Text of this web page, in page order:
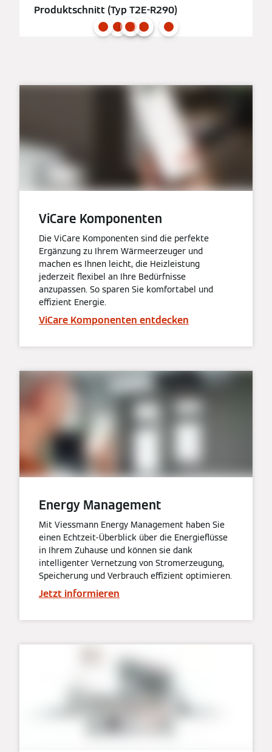
Produktschnitt (Typ T2E-R290)
ViCare Komponenten
Die ViCare Komponenten sind die perfekte
Ergänzung zu Ihrem Wärmeerzeuger und
machen es Ihnen leicht, die Heizleistung
jederzeit flexibel an Ihre Bedürfnisse
anzupassen. So sparen Sie komfortabel und
effizient Energie.
ViCare Komponenten entdecken
Energy Management
Mit Viessmann Energy Management haben Sie
einen Echtzeit-Überblick über die Energieflüsse
in Ihrem Zuhause und können sie dank
intelligenter Vernetzung von Stromerzeugung,
Speicherung und Verbrauch effizient optimieren.
Jetzt informieren